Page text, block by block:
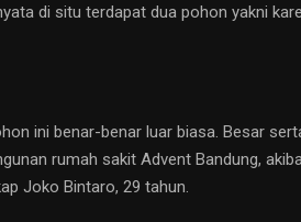
di situ terdapat dua pohon yakni
ini benar-benar luar biasa. Besar
rumah sakit Advent Bandung,
Joko Bintaro, 29 tahun.